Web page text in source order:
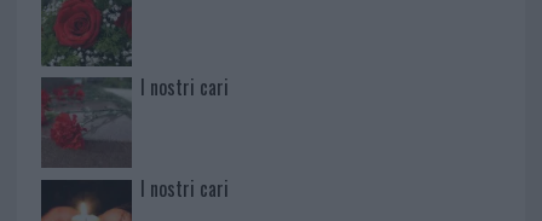
I nostri cari
I nostri cari